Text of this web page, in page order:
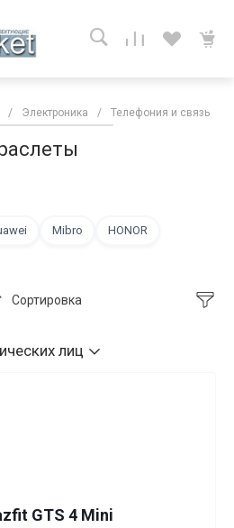
/ Электроника / Телефония и связь
Mibro HONOR
Сортировка
лиц
GTS 4 Mini